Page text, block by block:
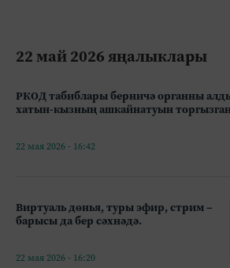
22 май 2026 яңалыклары
РКОД табиблары берничә органны
хатын-кызның ашкайнатуын
22 мая 2026 - 16:42
Виртуаль дөнья, туры эфир, стрим –
барысы да бер сәхнәдә.
22 мая 2026 - 16:20